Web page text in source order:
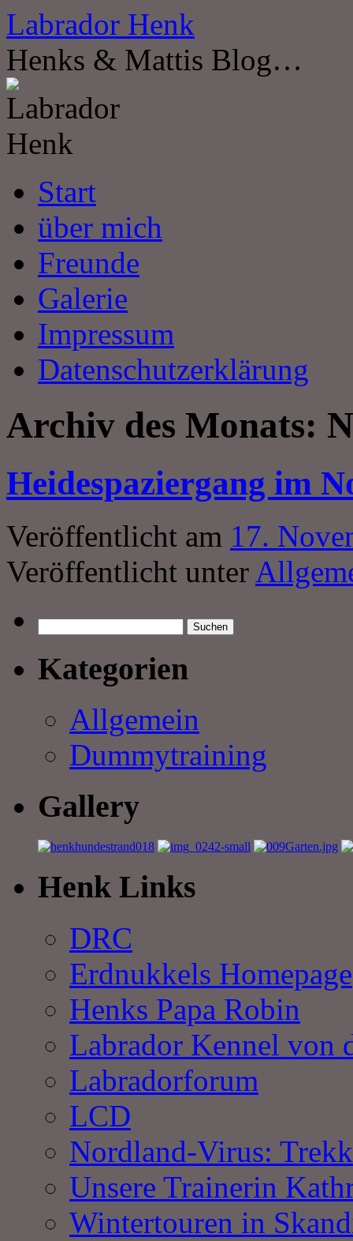
Zum
Inhalt
springen
Labrador Henk
Henks & Mattis Blog…
Start
über mich
Freunde
Galerie
Impressum
Datenschutzerklärung
Archiv des Monats:
Heidespaziergang im
Veröffentlicht am 17.
Veröffentlicht unter
nach:
Kategorien
Allgemein
Dummytraining
Gallery
Henk Links
DRC
Erdnukkels Homepage
Henks Papa Robin
Labrador Kennel von
Labradorforum
LCD
Nordland-Virus:
Unsere Trainerin
Wintertouren in